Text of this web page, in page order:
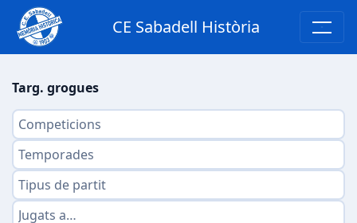
CE Sabadell Història
Targ. grogues